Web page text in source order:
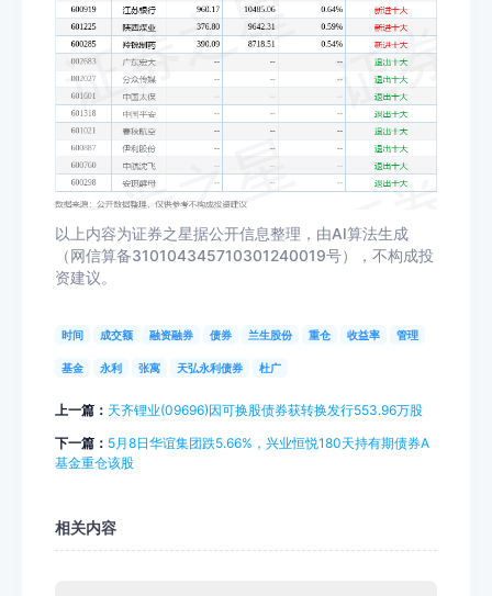
以上内容为证券之星据公开信息整理，由AI算法生成
（网信算备310104345710301240019号），不构成投
资建议。
时间 成交额 融资融券 债券 兰生股份 重仓 收益率 管理
基金 永利 张寓 天弘永利债券 杜广
上一篇： 天齐锂业(09696)因可换股债券获转换发行553.96万股
下一篇： 5月8日华谊集团跌5.66%，兴业恒悦180天持有期债券A
基金重仓该股
相关内容